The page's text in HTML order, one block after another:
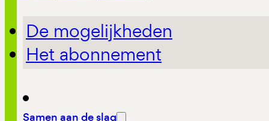
De mogelijkheden
Het abonnement
Samen aan de slag